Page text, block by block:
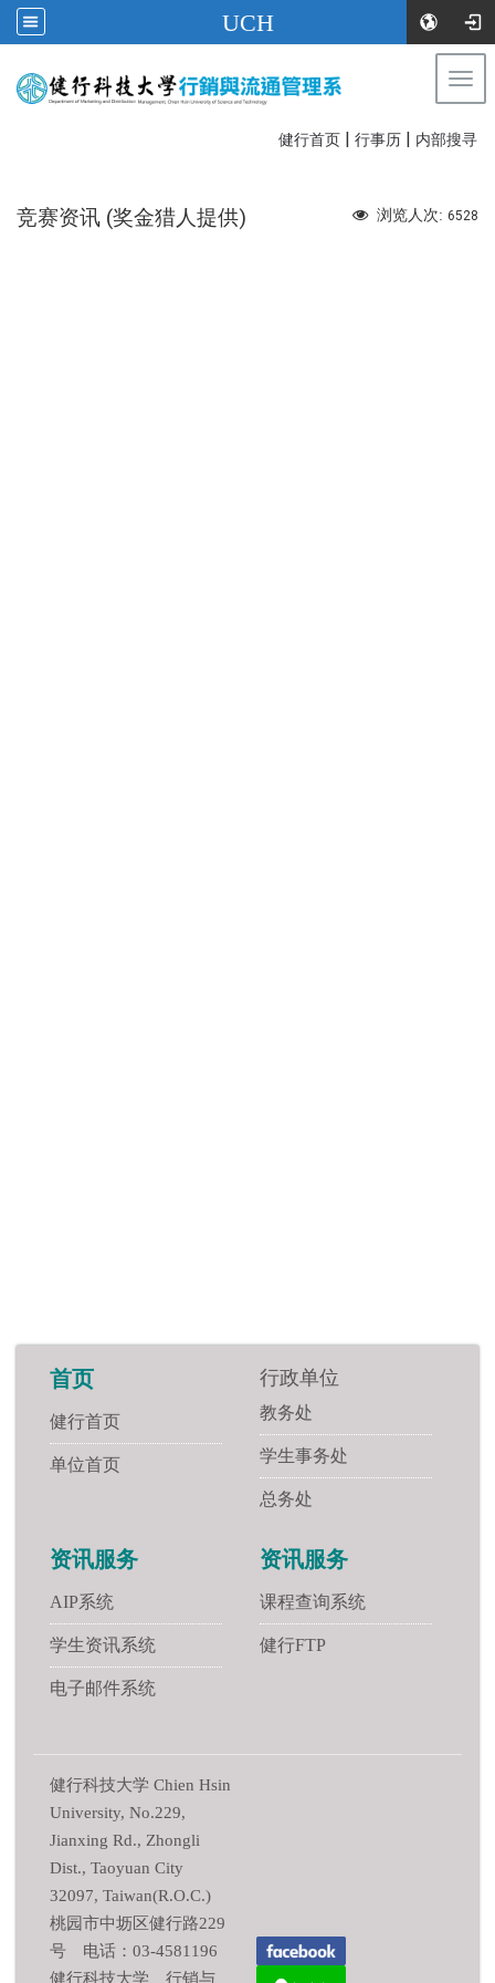
UCH
健行首页 | 行事历 | 内部搜寻
浏览人次: 6528
竞赛资讯 (奖金猎人提供)
首页
健行首页
单位首页
行政单位
教务处
学生事务处
总务处
资讯服务
AIP系统
学生资讯系统
电子邮件系统
资讯服务
课程查询系统
健行FTP
健行科技大学 Chien Hsin
University, No.229,
Jianxing Rd., Zhongli
Dist., Taoyuan City
32097, Taiwan(R.O.C.)
桃园市中坜区健行路229
号 电话：03-4581196
健行科技大学 行销与